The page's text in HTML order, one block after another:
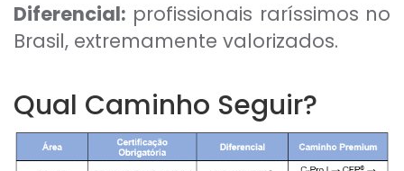
Diferencial: profissionais raríssimos no
Brasil, extremamente valorizados.
Qual Caminho Seguir?